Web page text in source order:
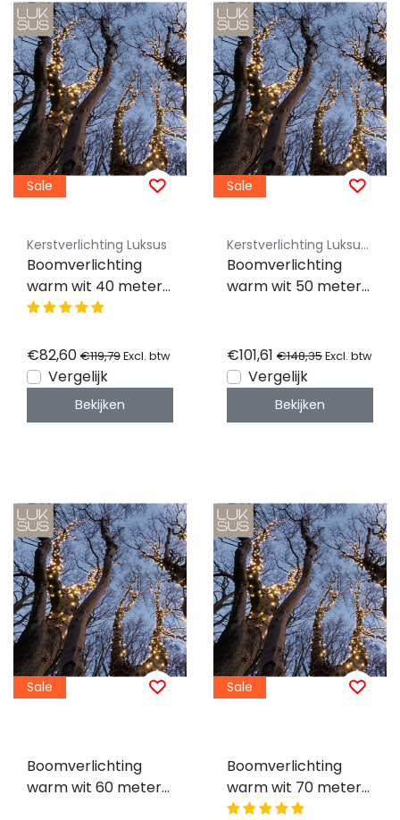
Sale
Kerstverlichting Luksus
Boomverlichting
warm wit 40 meter
waterdicht - 400
€82,60 €119,79Excl. btw
Vergelijk
Bekijken
Sale
Kerstverlichting Luksus - Koppelbaar
Boomverlichting
warm wit 50 meter
€101,61 €148,35Excl. btw
Vergelijk
Bekijken
Sale
Boomverlichting
warm wit 60 meter
Sale
Boomverlichting
warm wit 70 meter
waterdicht 700 LED